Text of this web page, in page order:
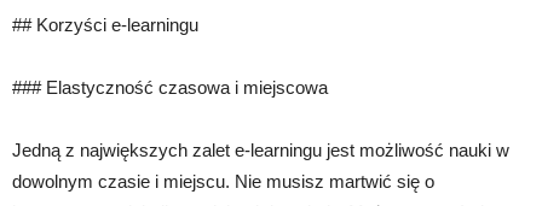
## Korzyści e-learningu
### Elastyczność czasowa i miejscowa
Jedną z największych zalet e-learningu jest możliwość nauki w
dowolnym czasie i miejscu. Nie musisz martwić się o